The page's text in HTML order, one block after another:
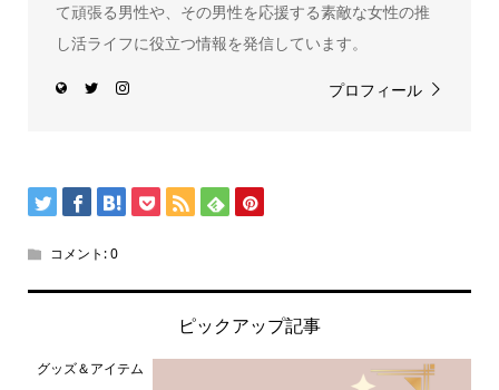
て頑張る男性や、その男性を応援する素敵な女性の推
し活ライフに役立つ情報を発信しています。
プロフィール
コメント:0
ピックアップ記事
グッズ＆アイテム